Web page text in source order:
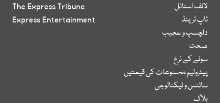
لائف اسٹائل
ٹاپ ٹرینڈ
دلچسپ و عجیب
صحت
سونے کے نرخ
پیٹرولیم مصنوعات کی قیمتیں
سائنس و ٹیکنالوجی
بلاگ
The Express Tribune
Express Entertainment